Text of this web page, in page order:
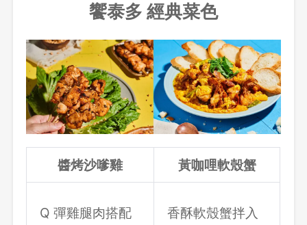
饗泰多 經典菜色
醬烤沙嗲雞 黃咖哩軟殼蟹
Q 彈雞腿肉搭配
香酥軟殼蟹拌入